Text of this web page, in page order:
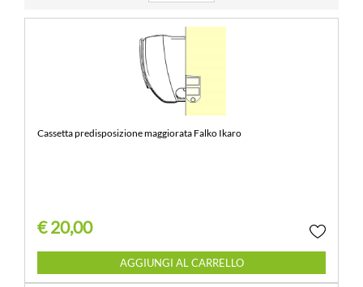
Cassetta predisposizione maggiorata Falko Ikaro
€ 20,00
Quantità
AGGIUNGI AL CARRELLO